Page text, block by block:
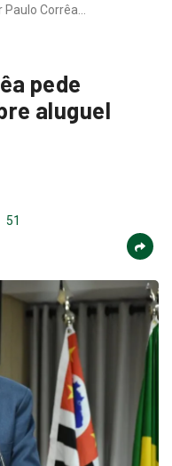
Corrêa…
pede
aluguel
51